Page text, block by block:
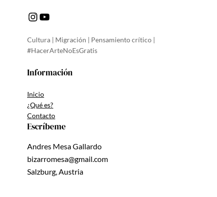
Instagram YouTube
Cultura | Migración | Pensamiento crítico |
#HacerArteNoEsGratis
Información
Inicio
¿Qué es?
Contacto
Escríbeme
Andres Mesa Gallardo
bizarromesa@gmail.com
Salzburg, Austria